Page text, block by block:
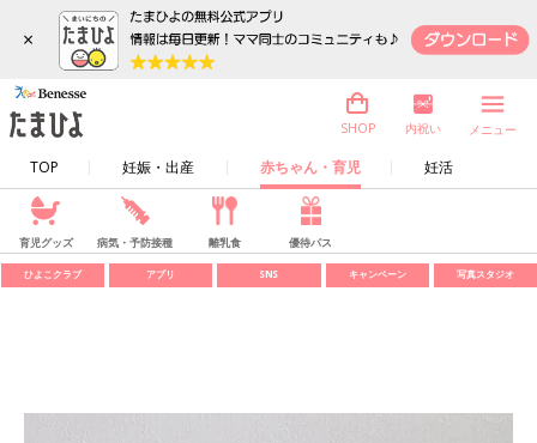
×
TOP 妊娠・出産 赤ちゃん・育児 妊活
SHOP 内祝い メニュー
育児グッズ 病気・予防接種 離乳食 優待パス
ひよこクラブ アプリ SNS キャンペーン 写真スタジオ